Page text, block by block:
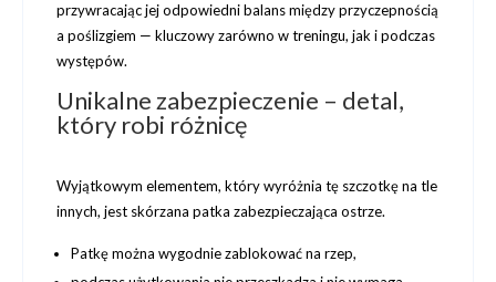
przywracając jej odpowiedni balans między przyczepnością
a poślizgiem — kluczowy zarówno w treningu, jak i podczas
występów.
Unikalne zabezpieczenie – detal,
który robi różnicę
Wyjątkowym elementem, którywyróżnia tę szczotkę na tle
innych, jest skórzana patka zabezpieczająca ostrze.
Patkę można wygodnie zablokować na rzep,